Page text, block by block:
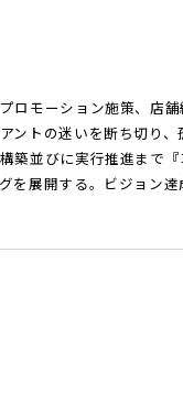
ロモーション施策、店
ントの迷いを断ち切り
築並びに実行推進まで
を展開する。ビジョン